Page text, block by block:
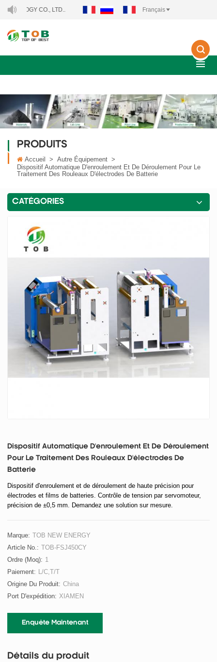
CO., LTD.. Français
PRODUITS
Accueil > Autre Équipement >
Dispositif Automatique D'enroulement Et De Déroulement Pour Le
Traitement Des Rouleaux D'électrodes De Batterie
CATÉGORIES
Dispositif Automatique D'enroulement Et De Déroulement
Pour Le Traitement Des Rouleaux D'électrodes De
Batterie
Dispositif d'enroulement et de déroulement de haute précision pour
électrodes et films de batteries. Contrôle de tension par servomoteur,
précision de ±0,5 mm. Demandez une solution sur mesure.
Marque: TOB NEW ENERGY
Article No.: TOB-FSJ450CY
Ordre (moq): 1
Paiement: L/C,T/T
Origine Du Produit: China
Port D'expédition: XIAMEN
Enquête Maintenant
Détails du produit